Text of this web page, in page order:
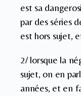
est sa
par des séries
est hors sujet,
2/ lorsque la
sujet, on en
années, et en